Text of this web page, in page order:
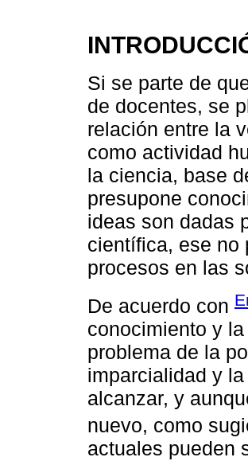
Si se parte de
de docentes, se
relación entre la
como actividad
la ciencia, base
presupone
ideas son dadas
científica, ese no
procesos en las
De acuerdo con
conocimiento y
problema de la
imparcialidad y
alcanzar, y
nuevo, como
actuales pueden